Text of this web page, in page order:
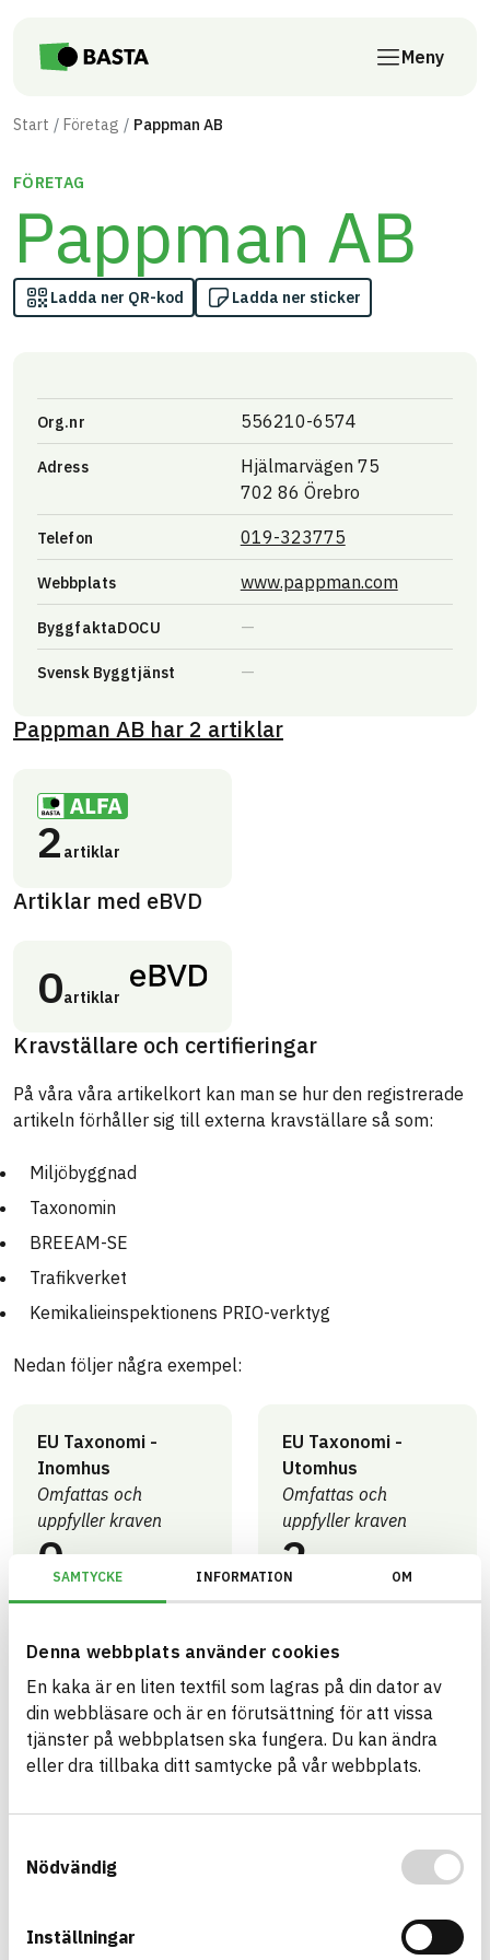
SAMTYCKE INFORMATION OM
Denna webbplats använder cookies
En kaka är en liten textfil som lagras på din dator av
din webbläsare och är en förutsättning för att vissa
tjänster på webbplatsen ska fungera. Du kan ändra
eller dra tillbaka ditt samtycke på vår webbplats.
Nödvändig
Inställningar
Meny
Start Företag Pappman AB
FÖRETAG
Pappman AB
Ladda ner QR-kod Ladda ner sticker
Org.nr 556210-6574
Adress
Hjälmarvägen 75
702 86 Örebro
Telefon 019-323775
Webbplats www.pappman.comLänk till
ByggfaktaDOCU
Svensk Byggtjänst
Pappman AB har 2 artiklar
2 artiklar
Artiklar med eBVD
0artiklar
Kravställare och certifieringar
På våra våra artikelkort kan man se hur den registrerade
artikeln förhåller sig till externa kravställare så som:
Miljöbyggnad
Taxonomin
BREEAM-SE
Trafikverket
Kemikalieinspektionens PRIO-verktyg
Nedan följer några exempel:
EU Taxonomi -
Inomhus
Omfattas och
uppfyller kraven
0
EU Taxonomi -
Utomhus
Omfattas och
uppfyller kraven
2
Miljöbyggnad -
Generation 4.X
Utomhus - Brons
0artiklar
Miljöbyggnad -
Generation 4.X
Utomhus - Guld
2artiklar
Trafikverket
2 artiklar